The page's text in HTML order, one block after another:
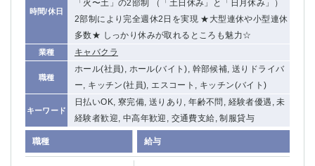
時間/休日
「火〜土」の2部制 （「土日休み」と「日月休み」）
2部制により完全週休2日を実現 ★大型連休や小型連休
多数★ しっかり休みが取れるところも魅力☆
業種 キャバクラ
職種
ホール(社員), ホール(バイト), 幹部候補, 送りドライバ
ー, キッチン(社員), エスコート, キッチン(バイト)
キーワード
日払いOK, 寮完備, 送りあり, 年齢不問, 経験者優遇, 未
経験者歓迎, 中高年歓迎, 交通費支給, 制服貸与
職種 給与
宇都宮
小山
茨城県
ひたち野うしく
高崎 館林